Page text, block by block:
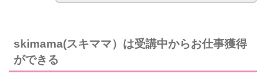
skimama(スキママ）は受講中からお仕事獲得
ができる